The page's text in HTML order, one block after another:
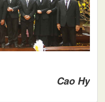
Cao Hy